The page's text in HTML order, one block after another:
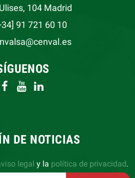
104 Madrid
91 721 60 10
DE NOTICIAS
legal y la política de privacidad.